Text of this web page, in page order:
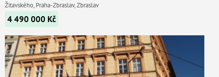
Žitavského, Praha-Zbraslav, Zbraslav
4 490 000 Kč